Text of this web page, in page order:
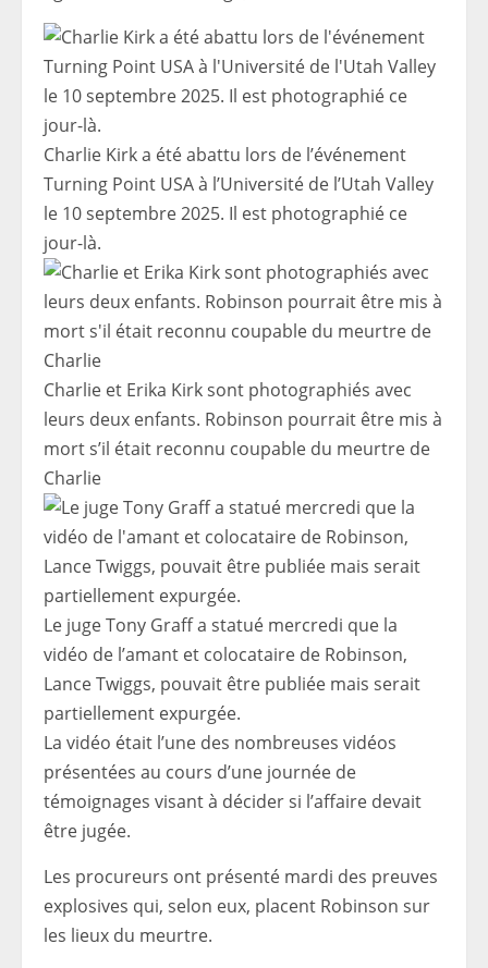
Charlie Kirk a été abattu lors de l’événement
Turning Point USA à l’Université de l’Utah Valley
le 10 septembre 2025. Il est photographié ce
jour-là.
Charlie et Erika Kirk sont photographiés avec
leurs deux enfants. Robinson pourrait être mis à
mort s’il était reconnu coupable du meurtre de
Charlie
Le juge Tony Graff a statué mercredi que la
vidéo de l’amant et colocataire de Robinson,
Lance Twiggs, pouvait être publiée mais serait
partiellement expurgée.
La vidéo était l’une des nombreuses vidéos
présentées au cours d’une journée de
témoignages visant à décider si l’affaire devait
être jugée.
Les procureurs ont présenté mardi des preuves
explosives qui, selon eux, placent Robinson sur
les lieux du meurtre.